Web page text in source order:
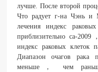
лучше. После второй
Что радует г-на Чэнь
лечения индекс
приблизительно ca-
индекс раковых клеток
Диапазон очагов рака
меньше， чем